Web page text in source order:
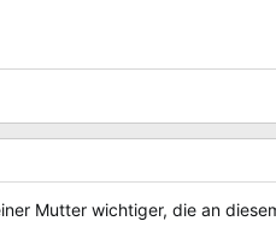
Mutter wichtiger, die an